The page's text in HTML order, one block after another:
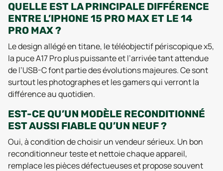
QUELLE EST LA PRINCIPALE DIFFÉRENCE
ENTRE L’IPHONE 15 PRO MAX ET LE 14
PRO MAX ?
Le design allégé en titane, le téléobjectif périscopique x5,
la puce A17 Pro plus puissante et l’arrivée tant attendue
de l’USB-C font partie des évolutions majeures. Ce sont
surtout les photographes et les gamers qui verront la
différence au quotidien.
EST-CE QU’UN MODÈLE RECONDITIONNÉ
EST AUSSI FIABLE QU’UN NEUF ?
Oui, à condition de choisir un vendeur sérieux. Un bon
reconditionneur teste et nettoie chaque appareil,
remplace les pièces défectueuses et propose souvent